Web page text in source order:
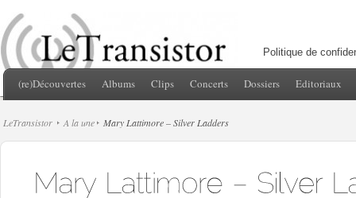
Politique de
(re)Découvertes Albums Clips Concerts Dossiers Editoriaux
LeTransistor A la une Mary Lattimore – Silver Ladders